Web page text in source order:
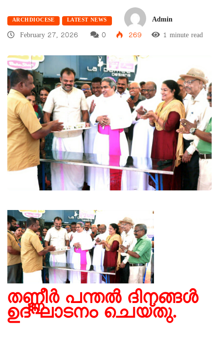
ARCHDIOCESE LATEST NEWS
Admin
February 27, 2026
0 269 1 minute read
തണ്ണീർ പന്തൽ ദിനങ്ങൾ
ഉദ്ഘാടനം ചെയ്തു.